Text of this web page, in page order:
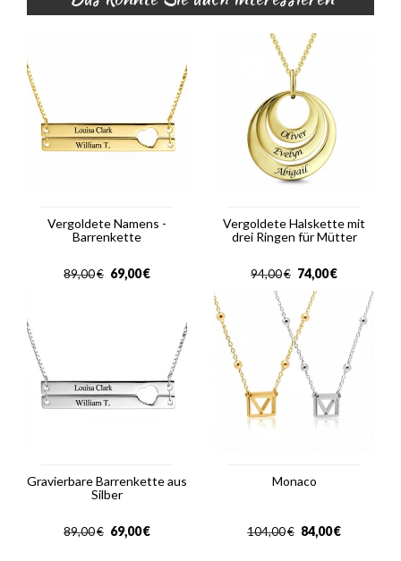
Vergoldete Namens -
Barrenkette
€
89,00 €
69,00
Vergoldete Halskette mit
drei Ringen für Mütter
€
94,00 €
74,00
Gravierbare Barrenkette aus
Silber
€
89,00 €
69,00
Monaco
€
104,00 €
84,00